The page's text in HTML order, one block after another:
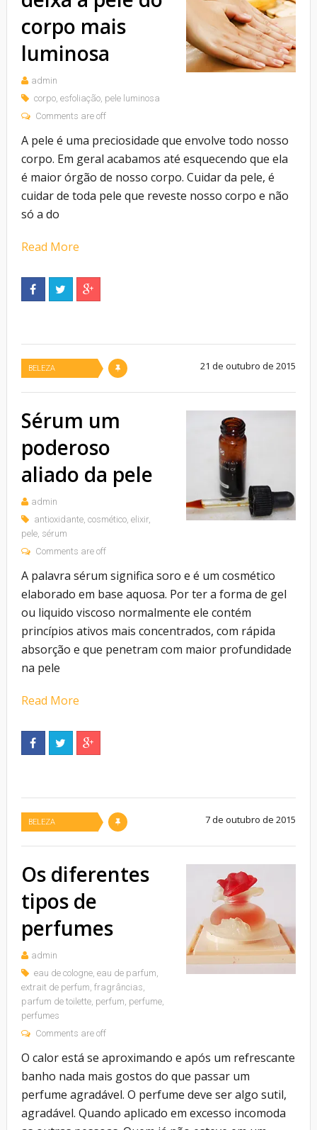
corpo mais
luminosa
admin
corpo, esfoliação, pele luminosa
Comments are off
A pele é uma preciosidade que envolve todo nosso
corpo. Em geral acabamos até esquecendo que ela
é maior órgão de nosso corpo. Cuidar da pele, é
cuidar de toda pele que reveste nosso corpo e não
só a do
Read More
BELEZA 21 de outubro de 2015
Sérum um
poderoso
aliado da pele
admin
antioxidante, cosmético, elixir,
pele, sérum
Comments are off
A palavra sérum significa soro e é um cosmético
elaborado em base aquosa. Por ter a forma de gel
ou liquido viscoso normalmente ele contém
princípios ativos mais concentrados, com rápida
absorção e que penetram com maior profundidade
na pele
Read More
BELEZA 7 de outubro de 2015
Os diferentes
tipos de
perfumes
admin
eau de cologne, eau de parfum,
extrait de perfum, fragrâncias,
parfum de toilette, perfum, perfume,
perfumes
Comments are off
O calor está se aproximando e após um refrescante
banho nada mais gostos do que passar um
perfume agradável. O perfume deve ser algo sutil,
agradável. Quando aplicado em excesso incomoda